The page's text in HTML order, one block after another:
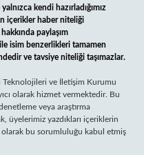
kendi hazırladığımız
içerikler haber niteliği
paylaşım
isim benzerlikleri tamamen
ve tavsiye niteliği taşımazlar.
Teknolojileri ve İletişim Kurumu
olarak hizmet vermektedir. Bu
veya araştırma
üyelerimiz yazdıkları içeriklerin
bu sorumluluğu kabul etmiş